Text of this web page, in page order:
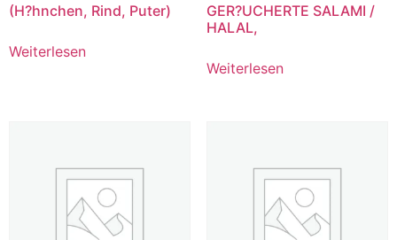
(H?hnchen, Rind, Puter)
Weiterlesen
GER?UCHERTE SALAMI /
HALAL,
Weiterlesen